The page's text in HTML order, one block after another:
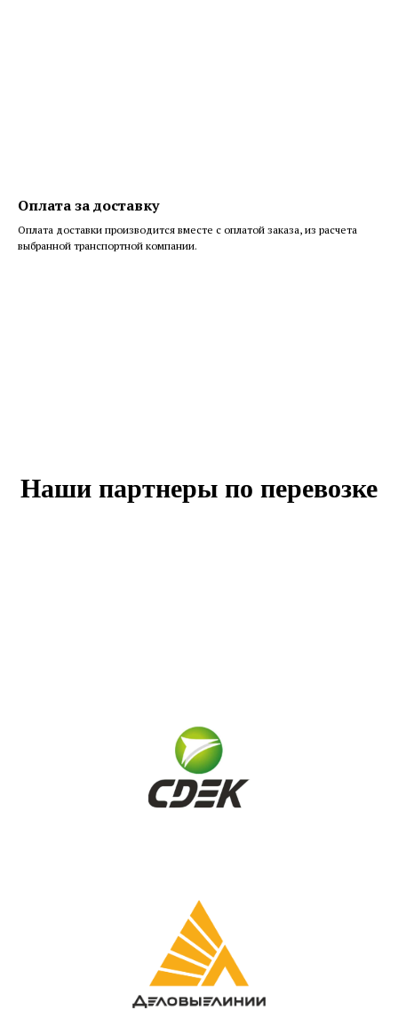
Оплата за доставку
Оплата доставки производится вместе с оплатой заказа, из расчета
выбранной транспортной компании.
Наши партнеры по перевозке